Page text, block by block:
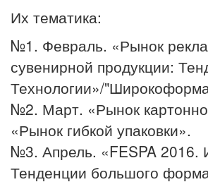
Их тематика:
№1. Февраль. «Рынок
сувенирной продукции:
Технологии»/
№2. Март. «Рынок
«Рынок гибкой упаковки».
№3. Апрель. «FESPA 2016.
Тенденции большого